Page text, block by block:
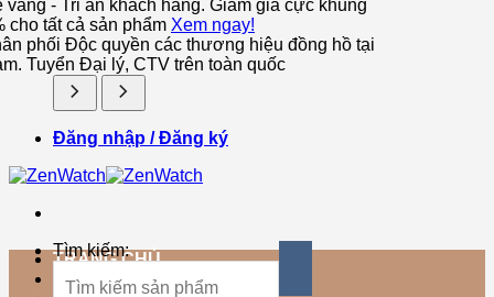
vàng - Tri ân khách hàng. Giảm giá cực khủng
cho tất cả sản phẩm Xem ngay!
phối Độc quyền các thương hiệu đồng hồ tại
Tuyển Đại lý, CTV trên toàn quốc
Đăng nhập / Đăng ký
Tìm kiếm:
TRANG CHỦ
SẢN PHẨM MỚI